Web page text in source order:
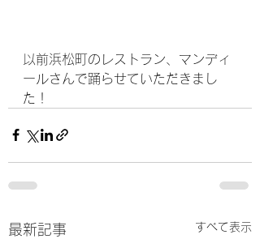
以前浜松町のレストラン、マンディ
ールさんで踊らせていただきまし
た！
最新記事 すべて表示